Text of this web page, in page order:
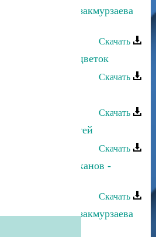
и Альбина Казакмурзаева
Скачать
- Сорванный цветок
Скачать
Скачать
- Океан страстей
Скачать
и Рустам Ахмедханов -
Скачать
и Альбина Казакмурзаева